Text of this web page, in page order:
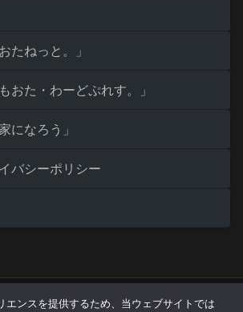
たねっと。」
おた・わーどぷれす。」
になろう」
バシーポリシー
ひさの隠れ家 All Rights Reserved.
エンスを提供するため、当ウェブサイトでは